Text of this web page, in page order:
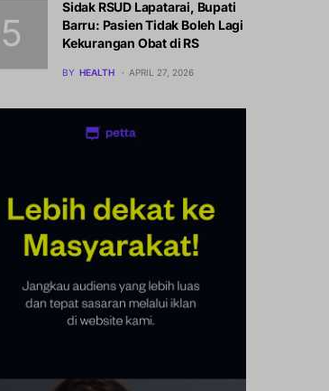
Sidak RSUD Lapatarai, Bupati
Barru: Pasien Tidak Boleh Lagi
Kekurangan Obat di RS
BY HEALTH APRIL 27, 2026